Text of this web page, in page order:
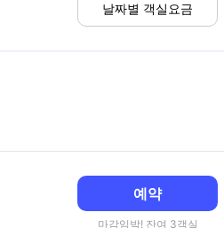
날짜별 객실요금
예약
마감임박! 잔여 3객실